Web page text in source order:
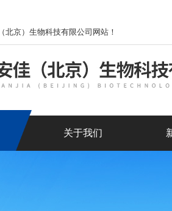
北京）生物科技有限公司网站！
关于我们